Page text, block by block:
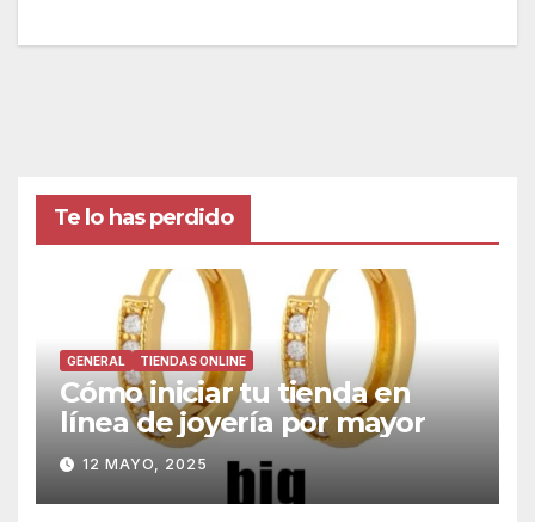
Te lo has perdido
GENERAL TIENDAS ONLINE
Cómo iniciar tu tienda en
línea de joyería por mayor
12 MAYO, 2025